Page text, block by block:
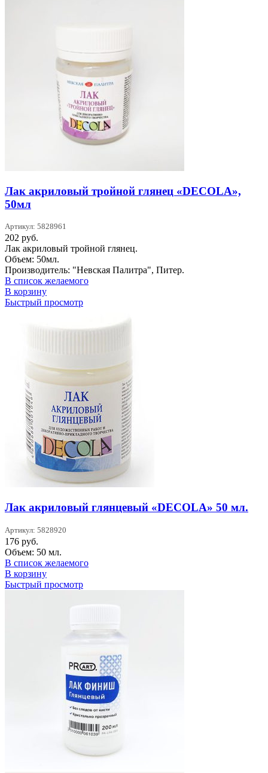
Лак акриловый тройной глянец «DECOLA»,
50мл
Артикул: 5828961
202 руб.
Лак акриловый тройной глянец.
Объем: 50мл.
Производитель: "Невская Палитра", Питер.
В список желаемого
В корзину
Быстрый просмотр
Лак акриловый глянцевый «DECOLA» 50 мл.
Артикул: 5828920
176 руб.
Объем: 50 мл.
В список желаемого
В корзину
Быстрый просмотр